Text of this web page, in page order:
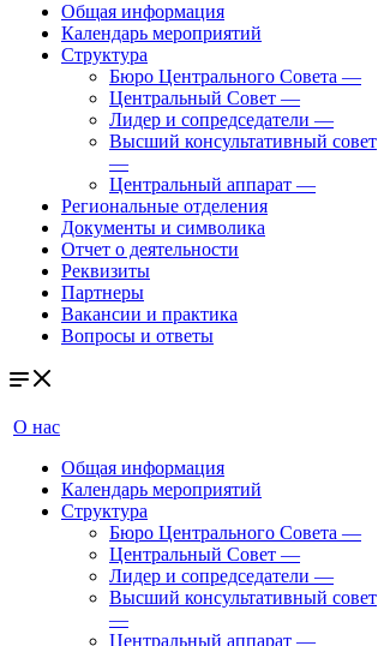
Общая информация
Календарь мероприятий
Структура
Бюро Центрального Совета —
Центральный Совет —
Лидер и сопредседатели —
Высший консультативный совет
—
Центральный аппарат —
Региональные отделения
Документы и символика
Отчет о деятельности
Реквизиты
Партнеры
Вакансии и практика
Вопросы и ответы
О нас
Общая информация
Календарь мероприятий
Структура
Бюро Центрального Совета —
Центральный Совет —
Лидер и сопредседатели —
Высший консультативный совет
—
Центральный аппарат —